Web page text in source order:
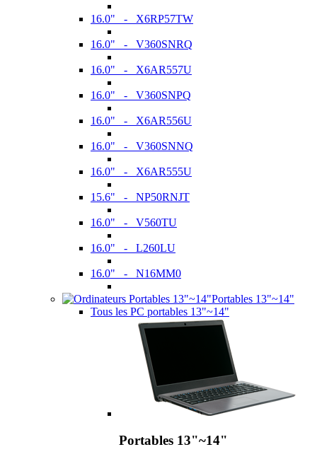
16.0" - X6RP57TW
16.0" - V360SNRQ
16.0" - X6AR557U
16.0" - V360SNPQ
16.0" - X6AR556U
16.0" - V360SNNQ
16.0" - X6AR555U
15.6" - NP50RNJT
16.0" - V560TU
16.0" - L260LU
16.0" - N16MM0
Portables 13"~14"
Tous les PC portables 13"~14"
Portables 13"~14"